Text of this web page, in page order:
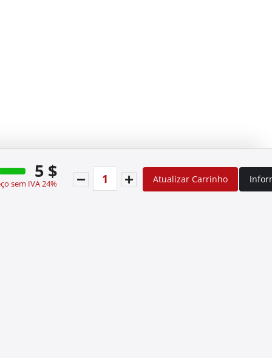
5 $
sem IVA 24% Atualizar Carrinho